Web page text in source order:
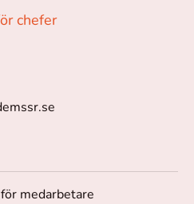
chefer
medarbetare